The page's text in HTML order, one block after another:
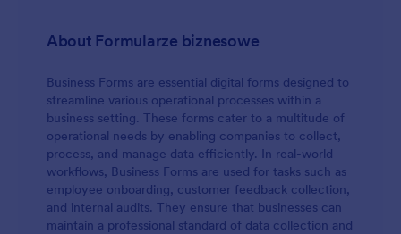
About Formularze biznesowe
Business Forms are essential digital forms designed to
streamline various operational processes within a
business setting. These forms cater to a multitude of
operational needs by enabling companies to collect,
process, and manage data efficiently. In real-world
workflows, Business Forms are used for tasks such as
employee onboarding, customer feedback collection,
and internal audits. They ensure that businesses can
maintain a professional standard of data collection and